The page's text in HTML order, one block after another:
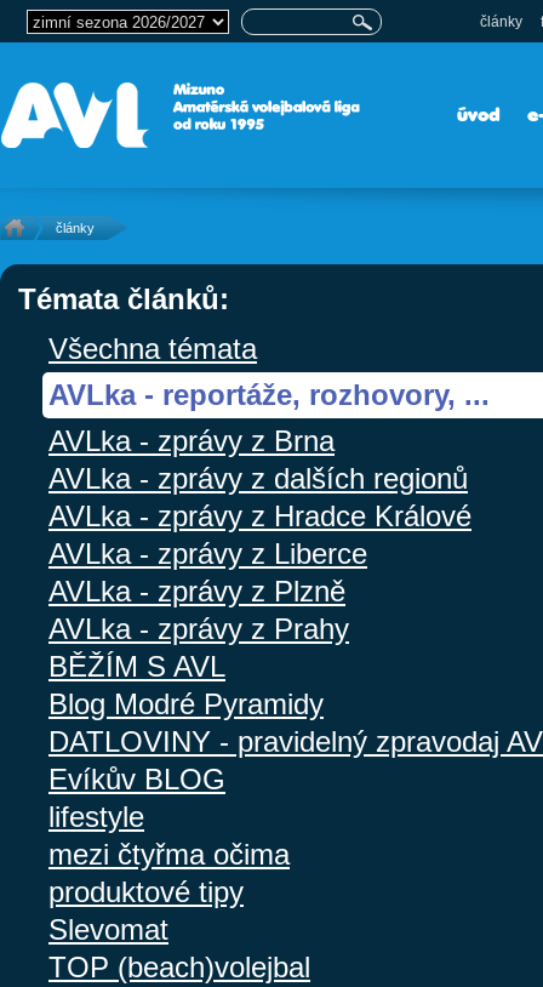
články
úvod
články
Témata článků:
Všechna témata
AVLka - reportáže, rozhovory, ...
AVLka - zprávy z Brna
AVLka - zprávy z dalších regionů
AVLka - zprávy z Hradce Králové
AVLka - zprávy z Liberce
AVLka - zprávy z Plzně
AVLka - zprávy z Prahy
BĚŽÍM S AVL
Blog Modré Pyramidy
DATLOVINY - pravidelný zpravodaj
Evíkův BLOG
lifestyle
mezi čtyřma očima
produktové tipy
Slevomat
TOP (beach)volejbal